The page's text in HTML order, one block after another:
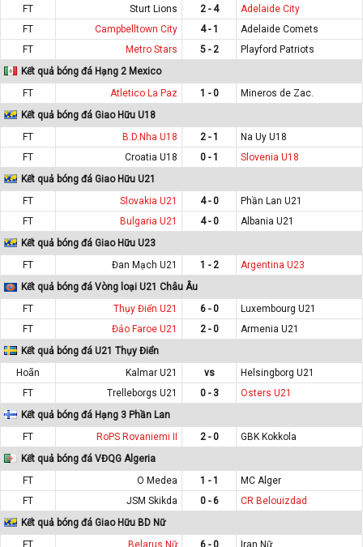
FT
Sturt Lions 2 - 4
Adelaide City
FT
Campbelltown City 4 - 1
Adelaide Comets
FT
Metro Stars 5 - 2
Playford Patriots
Kết quả bóng đá Hạng 2 Mexico
FT
Atletico La Paz 1 - 0
Mineros de Zac.
Kết quả bóng đá Giao Hữu U18
FT
B.D.Nha U18 2 - 1
Na Uy U18
FT
Croatia U18 0 - 1
Slovenia U18
Kết quả bóng đá Giao Hữu U21
FT
Slovakia U21 4 - 0
Phần Lan U21
FT
Bulgaria U21 4 - 0
Albania U21
Kết quả bóng đá Giao Hữu U23
FT
Đan Mạch U21 1 - 2
Argentina U23
Kết quả bóng đá Vòng loại U21 Châu Âu
FT
Thụy Điển U21 6 - 0
Luxembourg U21
FT
Đảo Faroe U21 2 - 0
Armenia U21
Kết quả bóng đá U21 Thụy Điển
Hoãn
Kalmar U21 vs
Helsingborg U21
FT
Trelleborgs U21 0 - 3
Osters U21
Kết quả bóng đá Hạng 3 Phần Lan
FT
RoPS Rovaniemi II 2 - 0
GBK Kokkola
Kết quả bóng đá VĐQG Algeria
FT
O Medea 1 - 1
MC Alger
FT
JSM Skikda 0 - 6
CR Belouizdad
Kết quả bóng đá Giao Hữu BD Nữ
FT
Belarus Nữ 6 - 0 Iran Nữ